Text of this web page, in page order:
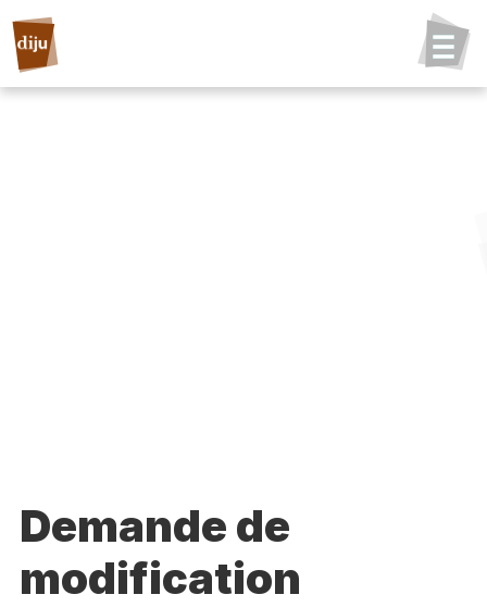
Demande de
modification